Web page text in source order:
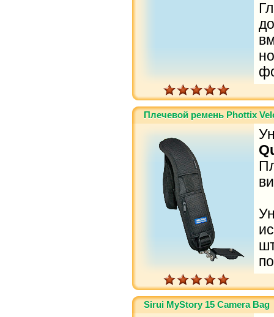
Плечевой ремень Phottix
Sirui MyStory 15 Camera Bag